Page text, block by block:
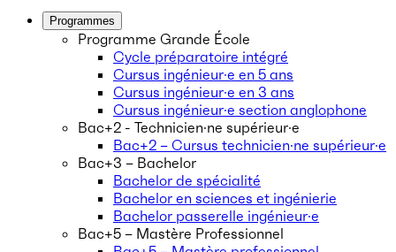
Programmes
Programme Grande École
Cycle préparatoire intégré
Cursus ingénieur·e en 5 ans
Cursus ingénieur·e en 3 ans
Cursus ingénieur·e section anglophone
Bac+2 - Technicien·ne supérieur·e
Bac+2 – Cursus technicien·ne supérieur·e
Bac+3 – Bachelor
Bachelor de spécialité
Bachelor en sciences et ingénierie
Bachelor passerelle ingénieur·e
Bac+5 – Mastère Professionnel